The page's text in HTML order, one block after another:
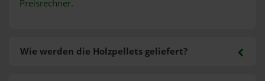
Preisrechner.
Wie werden die Holzpellets geliefert?